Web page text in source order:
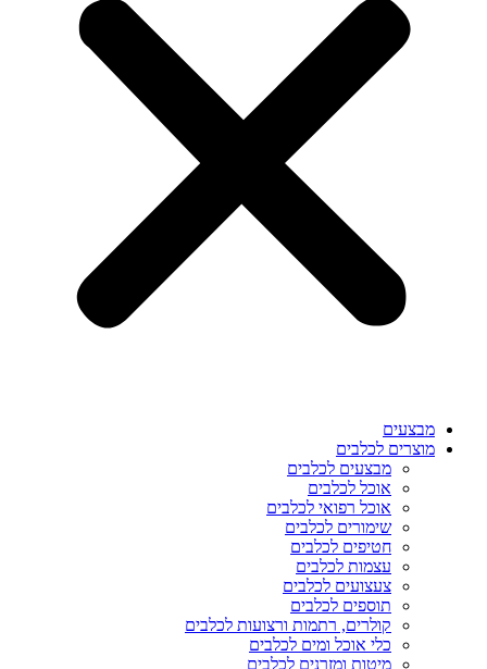
מבצעים
מוצרים לכלבים
מבצעים לכלבים
אוכל לכלבים
אוכל רפואי לכלבים
שימורים לכלבים
חטיפים לכלבים
עצמות לכלבים
צעצועים לכלבים
תוספים לכלבים
קולרים, רתמות ורצועות לכלבים
כלי אוכל ומים לכלבים
מיטות ומזרנים לכלבים